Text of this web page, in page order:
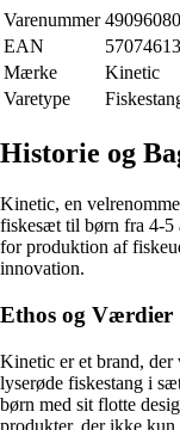
Varenummer
EAN
Mærke
Kinetic
Varetype
Historie og
Kinetic, en
fiskesæt til børn fra 4-5
for produktion af
innovation.
Ethos og Værdier
Kinetic er et brand,
lyserøde fiskestang i
børn med sit flotte
produkter, der ikke